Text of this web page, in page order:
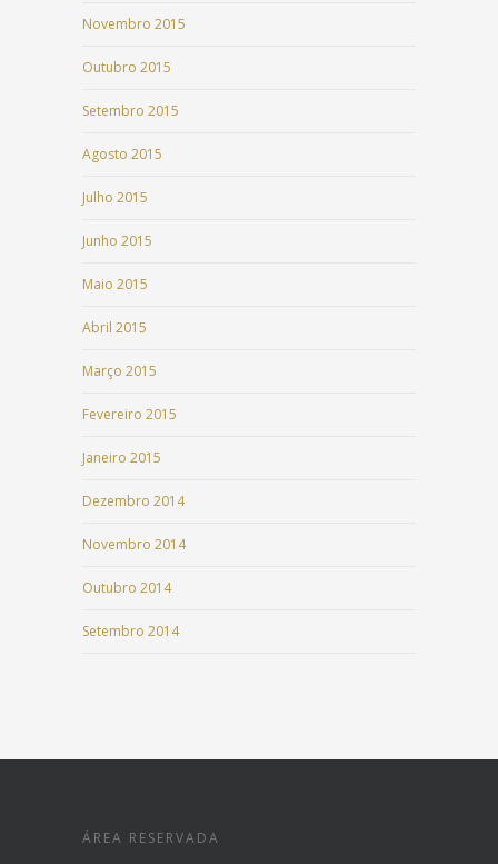
Novembro 2015
Outubro 2015
Setembro 2015
Agosto 2015
Julho 2015
Junho 2015
Maio 2015
Abril 2015
Março 2015
Fevereiro 2015
Janeiro 2015
Dezembro 2014
Novembro 2014
Outubro 2014
Setembro 2014
ÁREA RESERVADA